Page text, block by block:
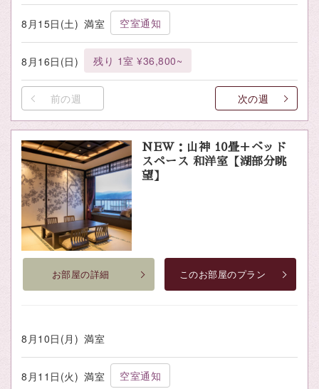
8月15日(土) 満室 空室通知
8月16日(日) 残り 1室 ¥36,800~
前の週 次の週
NEW：山神 10畳＋ベッド
スペース 和洋室【湖部分眺
望】
お部屋の詳細 このお部屋のプラン
8月10日(月) 満室
8月11日(火) 満室 空室通知